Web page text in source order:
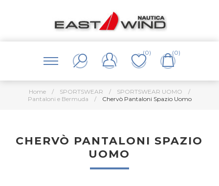
(0) (0)
Home / SPORTSWEAR / SPORTSWEAR UOMO
/
Pantaloni e Bermuda
/ Chervò Pantaloni Spazio Uomo
CHERVÒ PANTALONI SPAZIO
UOMO